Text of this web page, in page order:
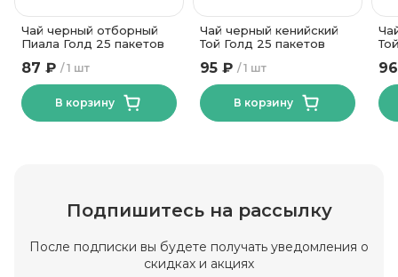
Чай черный отборный
Пиала Голд 25 пакетов
1 шт
87 ₽
В корзину
Чай черный кенийский
Той Голд 25 пакетов
1 шт
95 ₽
В корзину
Подпишитесь на рассылку
После подписки вы будете получать уведомления о
скидках и акциях